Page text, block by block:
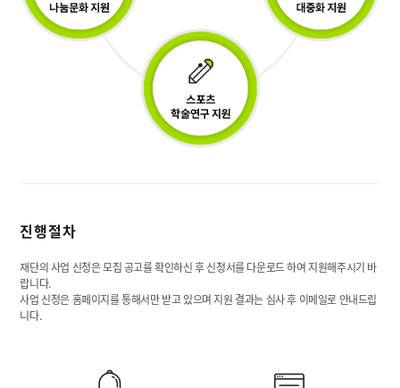
진행절차
재단의 사업 신청은 모집 공고를 확인하신 후 신청서를 다운로드 하여 지원해주시기 바
랍니다.
사업 신청은 홈페이지를 통해서만 받고 있으며 지원 결과는 심사 후 이메일로 안내드립
니다.